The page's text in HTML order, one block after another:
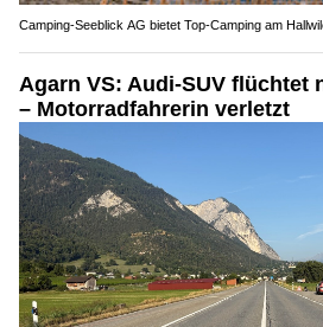
Camping-Seeblick AG bietet Top-Camping am
Agarn VS: Audi-SUV flüchtet
– Motorradfahrerin verletzt